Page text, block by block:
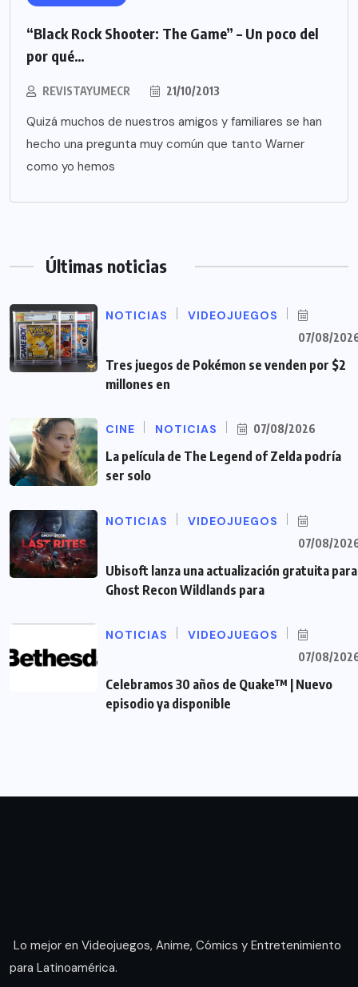
“Black Rock Shooter: The Game” – Un poco del
por qué…
REVISTAYUMECR 21/10/2013
Quizá muchos de nuestros amigos y familiares se han
hecho una pregunta muy común que tanto Warner
como yo hemos
Últimas noticias
NOTICIAS VIDEOJUEGOS
07/08/
Tres juegos de Pokémon se venden por $2
millones en
CINE NOTICIAS 07/08/2026
La película de The Legend of Zelda podría
ser solo
NOTICIAS VIDEOJUEGOS
07/08/
Ubisoft lanza una actualización gratuita para
Ghost Recon Wildlands para
NOTICIAS VIDEOJUEGOS
07/08/
Celebramos 30 años de Quake™ | Nuevo
episodio ya disponible
Lo mejor en Videojuegos, Anime, Cómics y Entretenimiento
para Latinoamérica.